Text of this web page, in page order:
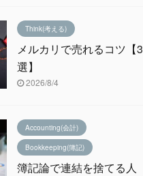
Think(考える)
メルカリで売れるコツ【3
選】
2026/8/4
Accounting(会計)
Bookkeeping(簿記)
簿記論で連結を捨てる人